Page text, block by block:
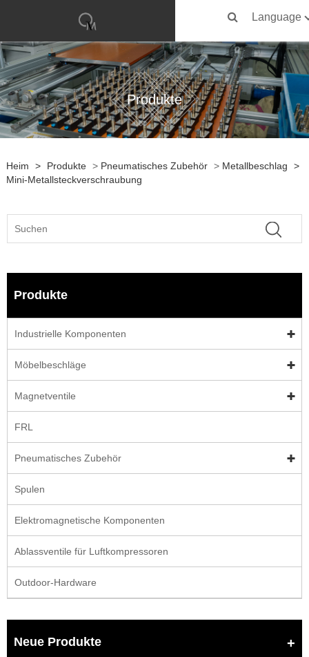
Language
Produkte
Heim > Produkte > Pneumatisches Zubehör > Metallbeschlag
>
Mini-Metallsteckverschraubung
Produkte
Industrielle Komponenten
Möbelbeschläge
Magnetventile
FRL
Pneumatisches Zubehör
Spulen
Elektromagnetische Komponenten
Ablassventile für Luftkompressoren
Outdoor-Hardware
Neue Produkte